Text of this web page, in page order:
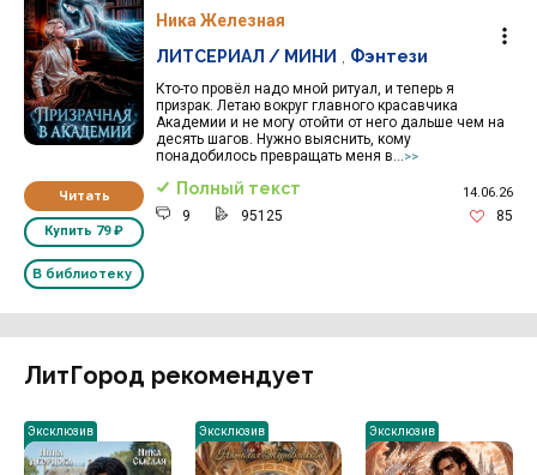
Читать
Купить 79 ₽
В библиотеку
Ника Железная
Кто-то провёл надо мной ритуал, и теперь я
призрак. Летаю вокруг главного красавчика
Академии и не могу отойти от него дальше чем на
десять шагов. Нужно выяснить, кому
понадобилось превращать меня в...
>>
ЛИТСЕРИАЛ / МИНИ Фэнтези
Полный текст 14.06.26
9 95125 85
ЛитГород рекомендует
Эксклюзив Эксклюзив Эксклюзив